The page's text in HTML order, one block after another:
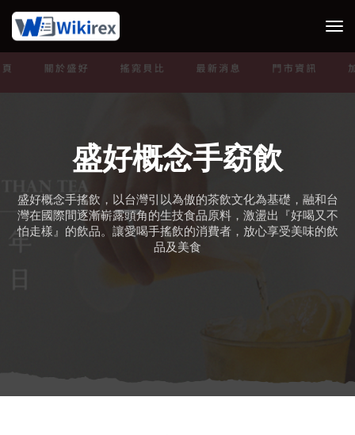
盛好概念手窈飲
盛好概念手搖飲，以台灣引以為傲的茶飲文化為基礎，融和台
灣在國際間逐漸嶄露頭角的生技食品原料，激盪出『好喝又不
怕走樣』的飲品。讓愛喝手搖飲的消費者，放心享受美味的飲
品及美食